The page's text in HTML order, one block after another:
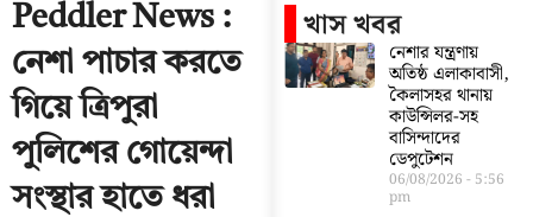
Peddler News :
নেশা পাচার করতে
গিয়ে ত্রিপুরা
পুলিশের গোয়েন্দা
সংস্থার হাতে ধরা
খাস খবর
নেশার যন্ত্রণায়
অতিষ্ঠ এলাকাবাসী,
কৈলাসহর থানায়
কাউন্সিলর-সহ
বাসিন্দাদের
ডেপুটেশন
06/08/2026 5:56
pm